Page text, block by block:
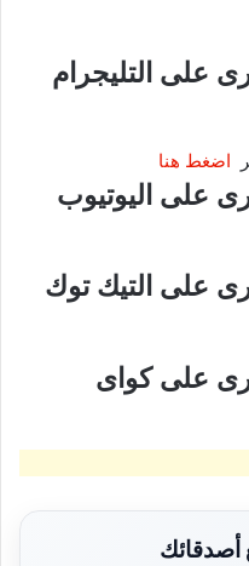
على التليجرام
اضغط هنا
على اليوتيوب
على التيك توك
على كواى
أصدقائك